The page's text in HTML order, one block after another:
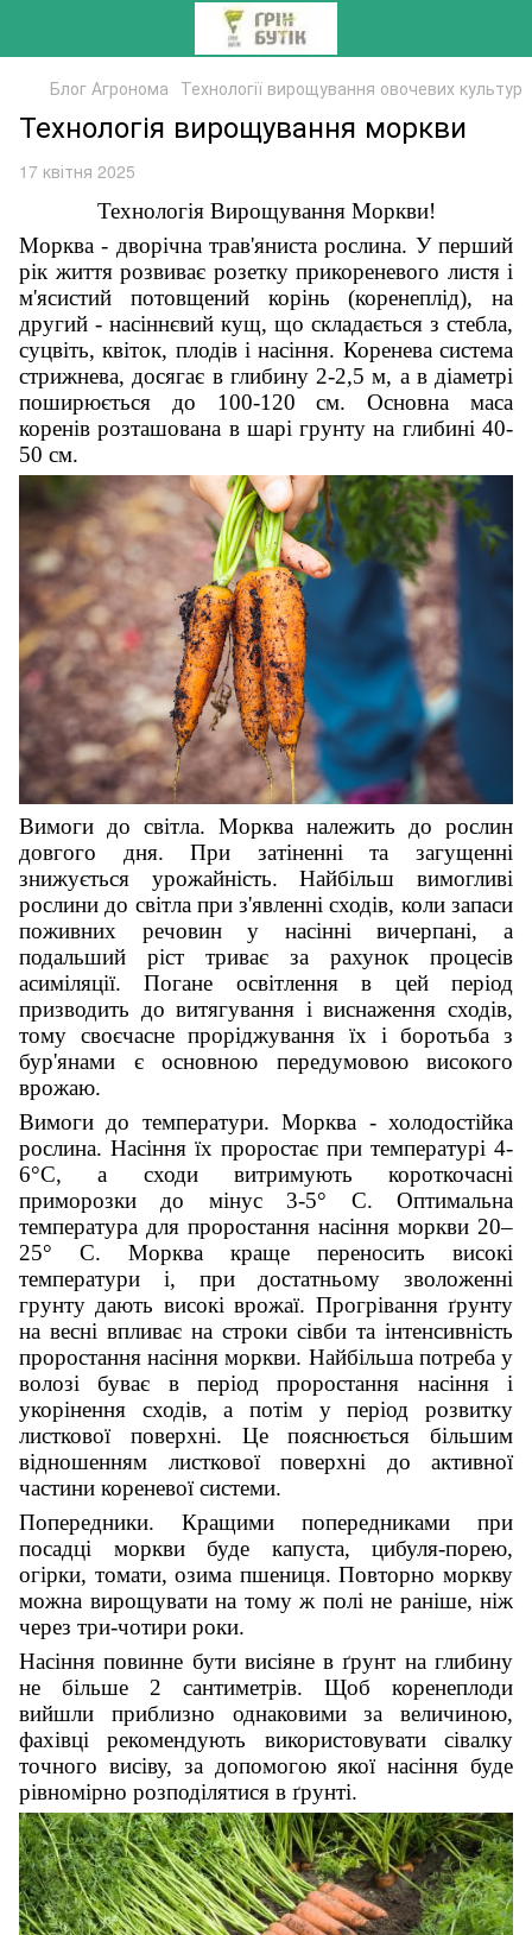
Блог Агронома Технології вирощування овочевих культур
Технологія вирощування моркви
17 квітня 2025
Технологія Вирощування Моркви!
Морква - дворічна трав'яниста рослина. У перший
рік життя розвиває розетку прикореневого листя і
м'ясистий потовщений корінь (коренеплід), на
другий - насіннєвий кущ, що складається з стебла,
суцвіть, квіток, плодів і насіння. Коренева система
стрижнева, досягає в глибину 2-2,5 м, а в діаметрі
поширюється до 100-120 см. Основна маса
коренів розташована в шарі грунту на глибині 40-
50 см.
Вимоги до світла. Морква належить до рослин
довгого дня. При затіненні та загущенні
знижується урожайність. Найбільш вимогливі
рослини до світла при з'явленні сходів, коли запаси
поживних речовин у насінні вичерпані, а
подальший ріст триває за рахунок процесів
асиміляції. Погане освітлення в цей період
призводить до витягування і виснаження сходів,
тому своєчасне проріджування їх і боротьба з
бур'янами є основною передумовою високого
врожаю.
Вимоги до температури. Морква - холодостійка
рослина. Насіння їх проростає при температурі 4-
6°С, а сходи витримують короткочасні
приморозки до мінус 3-5° С. Оптимальна
температура для проростання насіння моркви 20–
25° С. Морква краще переносить високі
температури і, при достатньому зволоженні
грунту дають високі врожаї. Прогрівання ґрунту
на весні впливає на строки сівби та інтенсивність
проростання насіння моркви. Найбільша потреба у
волозі буває в період проростання насіння і
укорінення сходів, а потім у період розвитку
листкової поверхні. Це пояснюється більшим
відношенням листкової поверхні до активної
частини кореневої системи.
Попередники. Кращими попередниками при
посадці моркви буде капуста, цибуля-порею,
огірки, томати, озима пшениця. Повторно моркву
можна вирощувати на тому ж полі не раніше, ніж
через три-чотири роки.
Насіння повинне бути висіяне в ґрунт на глибину
не більше 2 сантиметрів. Щоб коренеплоди
вийшли приблизно однаковими за величиною,
фахівці рекомендують використовувати сівалку
точного висіву, за допомогою якої насіння буде
рівномірно розподілятися в ґрунті.